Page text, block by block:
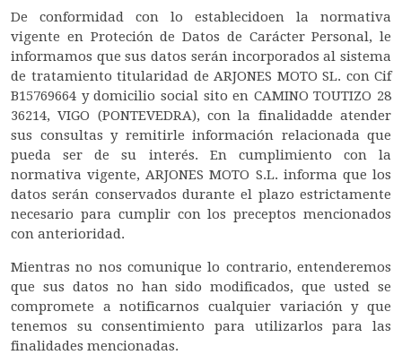
De conformidad con lo establecidoen la normativa
vigente en Proteción de Datos de Carácter Personal, le
informamos que sus datos serán incorporados al sistema
de tratamiento titularidad de ARJONES MOTO SL. con Cif
B15769664 y domicilio social sito en CAMINO TOUTIZO 28
36214, VIGO (PONTEVEDRA), con la finalidadde atender
sus consultas y remitirle información relacionada que
pueda ser de su interés. En cumplimiento con la
normativa vigente, ARJONES MOTO S.L. informa que los
datos serán conservados durante el plazo estrictamente
necesario para cumplir con los preceptos mencionados
con anterioridad.
Mientras no nos comunique lo contrario, entenderemos
que sus datos no han sido modificados, que usted se
compromete a notificarnos cualquier variación y que
tenemos su consentimiento para utilizarlos para las
finalidades mencionadas.